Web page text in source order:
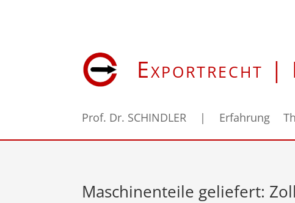
Exportrecht |
Prof. Dr. SCHINDLER | Erfahrung
Maschinenteile geliefert: